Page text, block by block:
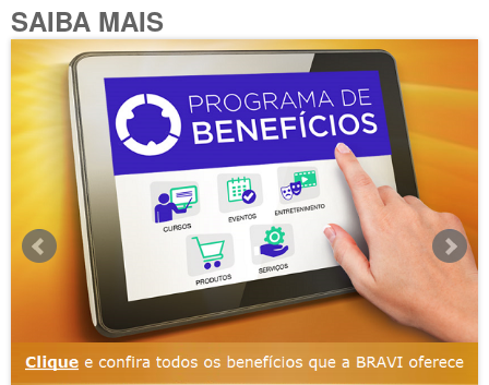
SAIBA MAIS